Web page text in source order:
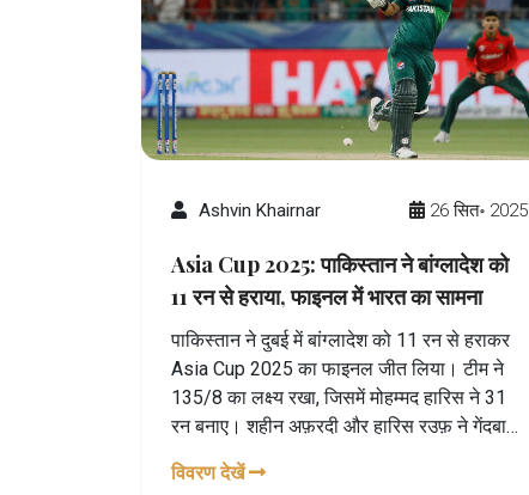
Ashvin Khairnar 26 सित॰ 2025
Asia Cup 2025: पाकिस्तान ने बांग्लादेश को
11 रन से हराया, फाइनल में भारत का सामना
पाकिस्तान ने दुबई में बांग्लादेश को 11 रन से हराकर
Asia Cup 2025 का फाइनल जीत लिया। टीम ने
135/8 का लक्ष्य रखा, जिसमें मोहम्मद हारिस ने 31
रन बनाए। शहीन अफ़रदी और हारिस रउफ़ ने गेंदबाज़ी
इतिहास रचने की दुविधा है। यह पहली बार है जब दोनों
विवरण देखें